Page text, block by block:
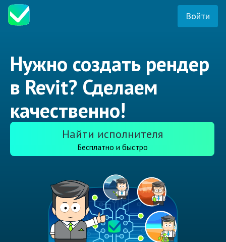
Войти
Нужно создать рендер
в Revit? Сделаем
качественно!
Найти исполнителя
Бесплатно и быстро